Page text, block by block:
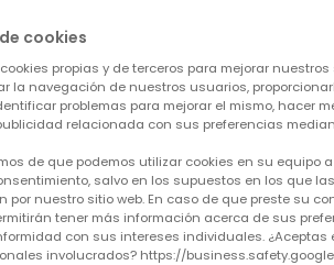
(86 cm) Desde 10 € a 20 €
cookies
propias y de terceros para mejorar
la navegación de nuestros usuarios,
problemas para mejorar el mismo, hacer
relacionada con sus preferencias
de que podemos utilizar cookies en su equipo
salvo en los supuestos en los que
por nuestro sitio web. En caso de que preste su
tener más información acerca de sus
con sus intereses individuales. ¿Aceptas
involucrados? https://